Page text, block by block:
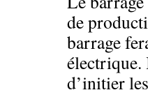
de
barrage
électrique.
d’initier